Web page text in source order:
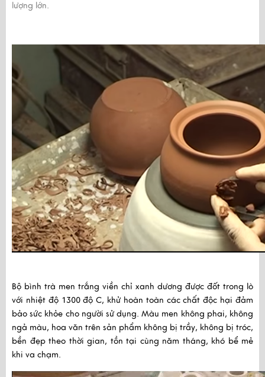
lượng lớn.
Bộ bình trà men trắng viền chỉ xanh dương được đốt trong lò
với nhiệt độ 1300 độ C, khử hoàn toàn các chất độc hại đảm
bảo sức khỏe cho người sử dụng. Màu men không phai, không
ngả màu, hoa văn trên sản phẩm không bị trầy, không bị tróc,
bền đẹp theo thời gian, tồn tại cùng năm tháng, khó bể mẻ
khi va chạm.